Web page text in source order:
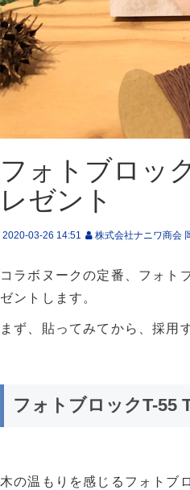
フォトブロッ
レゼント
2020-03-26 14:51 株式会社ナニワ商会
コラボヌークの定番、フォト
ゼントします。
まず、貼ってみてから、採用
フォトブロックT-55
木の温もりを感じるフォトブ